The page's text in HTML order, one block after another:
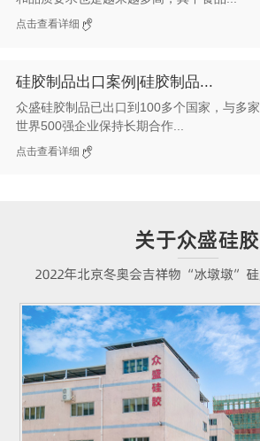
点击查看详细
硅胶制品出口案例|硅胶制品...
众盛硅胶制品已出口到100多个国家，与多家
世界500强企业保持长期合作...
点击查看详细